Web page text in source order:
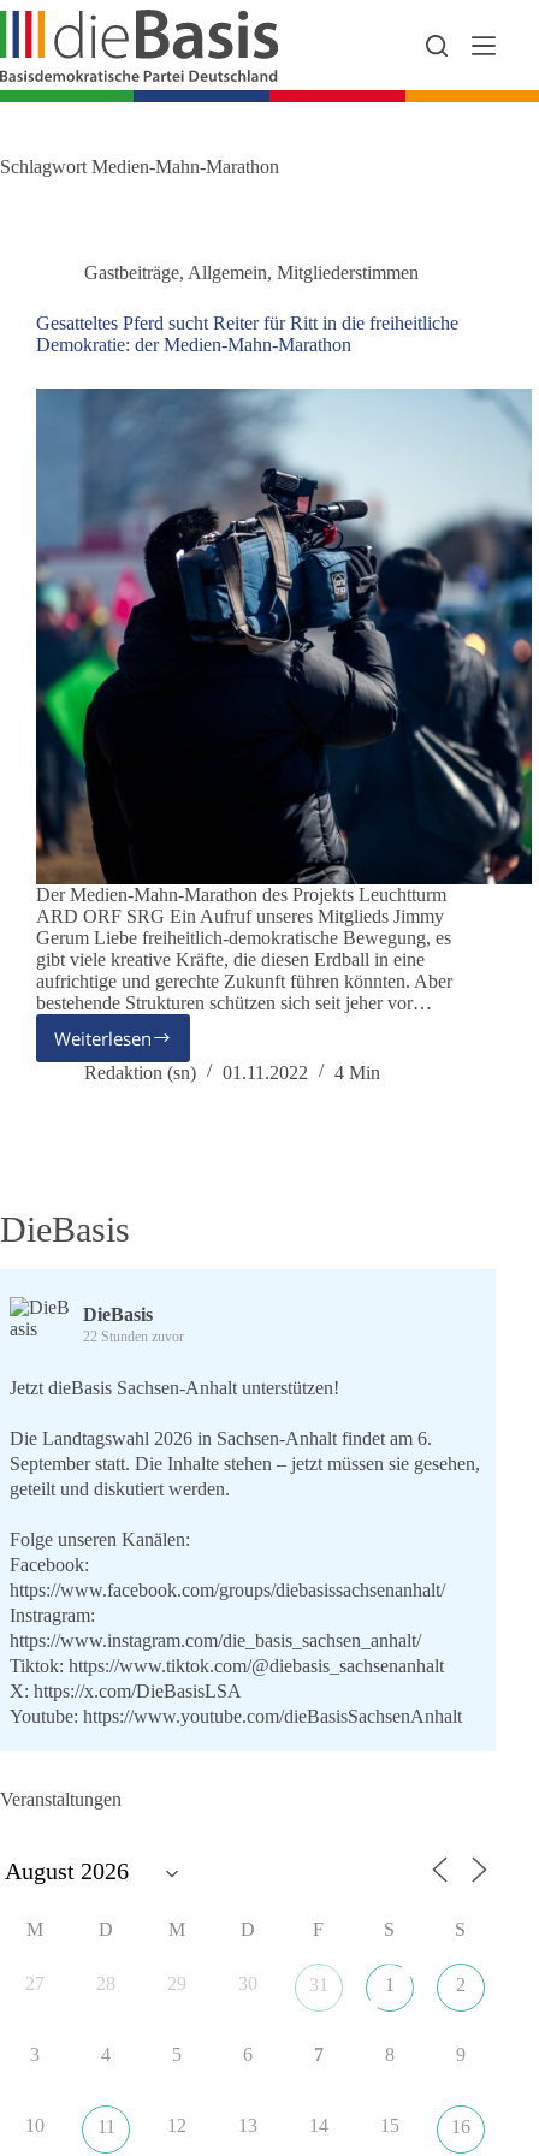
Zum
springen
Schlagwort Medien-Mahn-Marathon
Gastbeiträge, Allgemein, Mitgliederstimmen
Gesatteltes Pferd sucht Reiter für Ritt in die freiheitliche
Demokratie: der Medien-Mahn-Marathon
Der Medien-Mahn-Marathon des Projekts Leuchtturm
ARD ORF SRG Ein Aufruf unseres Mitglieds Jimmy
Gerum Liebe freiheitlich-demokratische Bewegung, es
gibt viele kreative Kräfte, die diesen Erdball in eine
aufrichtige und gerechte Zukunft führen könnten. Aber
bestehende Strukturen schützen sich seit jeher vor…
WeiterlesenGesatteltes
Pferd
die
freiheitliche
Medien-
Mahn-
Redaktion (sn) 01.11.2022 4 Min
DieBasis
DieBasis
22 Stunden zuvor
Jetzt dieBasis Sachsen-Anhalt unterstützen!
Die Landtagswahl 2026 in Sachsen-Anhalt findet am 6.
September statt. Die Inhalte stehen – jetzt müssen sie gesehen,
geteilt und diskutiert werden.
Folge unseren Kanälen:
Facebook:
https://www.facebook.com/groups/diebasissachsenanhalt/
Instragram:
https://www.instagram.com/die_basis_sachsen_anhalt/
Tiktok: https://www.tiktok.com/@diebasis_sachsenanhalt
X: https://x.com/DieBasisLSA
Youtube: https://www.youtube.com/dieBasisSachsenAnhalt
lohnt, dieBasis zu wählen.
22 Auf Facebook ansehen
DieBasis
1 Tag zuvor
Veranstaltungen
M D M D F S S
27 28 29 30 31 1 2
3 4 5 6 7 8 9
10 11 12 13 14 15 16